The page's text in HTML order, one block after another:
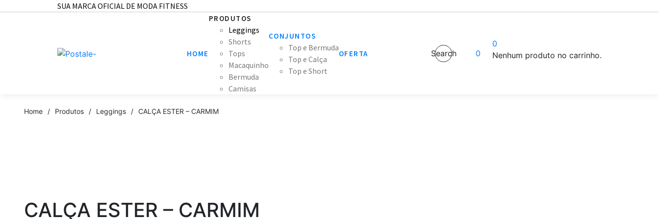
SUA MARCA OFICIAL DE MODA FITNESS
HOME
PRODUTOS
Leggings
Shorts
Tops
Macaquinho
Bermuda
Camisas
CONJUNTOS
Top e Bermuda
Top e Calça
Top e Short
OFERTA Search 0
0
Nenhum produto no carrinho.
Home / Produtos / Leggings / CALÇA ESTER – CARMIM
CALÇA ESTER – CARMIM